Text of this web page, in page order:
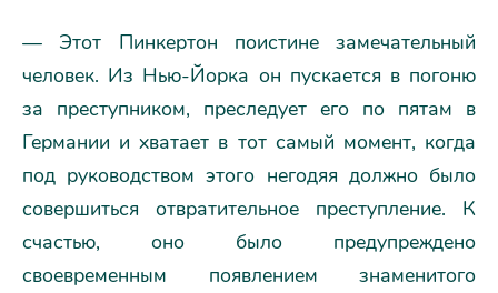
— Этот Пинкертон поистине замечательный
человек. Из Нью-Йорка он пускается в погоню
за преступником, преследует его по пятам в
Германии и хватает в тот самый момент, когда
под руководством этого негодяя должно было
совершиться отвратительное преступление. К
счастью, оно было предупреждено
своевременным появлением знаменитого